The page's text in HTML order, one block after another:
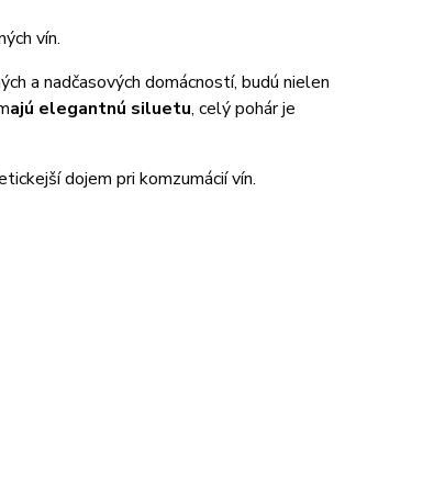
vín.
a nadčasových domácností, budú nielen
ajú elegantnú siluetu, celý pohár je
dojem pri komzumácií vín.